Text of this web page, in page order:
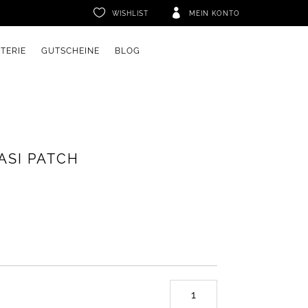
 WISHLIST  MEIN KONTO
GUTSCHEINE BLOG
PATCH